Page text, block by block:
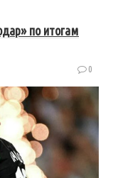
по итогам
0